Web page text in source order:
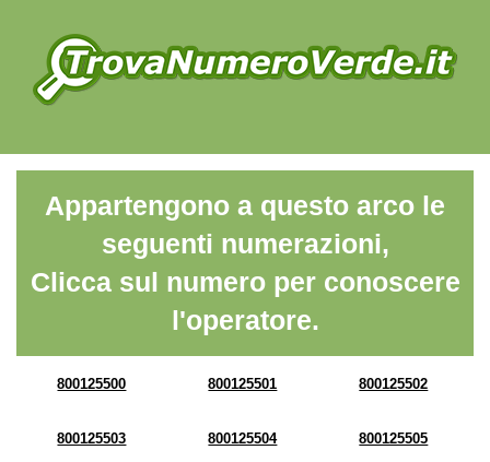
Appartengono a questo arco le
seguenti numerazioni,
Clicca sul numero per conoscere
l'operatore.
800125500 800125501 800125502
800125503 800125504 800125505